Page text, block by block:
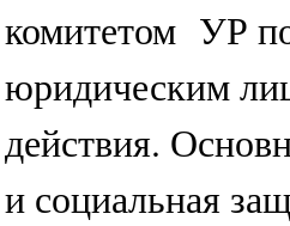
комитетом УР
юридическим
действия.
и социальная